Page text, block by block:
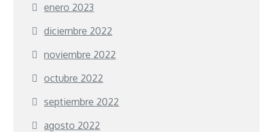
enero 2023
diciembre 2022
noviembre 2022
octubre 2022
septiembre 2022
agosto 2022